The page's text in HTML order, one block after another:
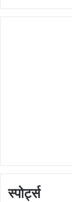
स्पोर्ट्स